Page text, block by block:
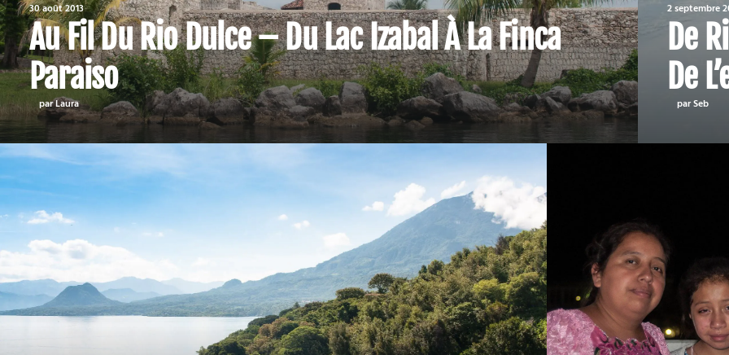
2 septembre
De
De
par Seb
30 août 2013
Au Fil Du Rio Dulce – Du Lac Izabal À La Finca
Paraiso
par Laura